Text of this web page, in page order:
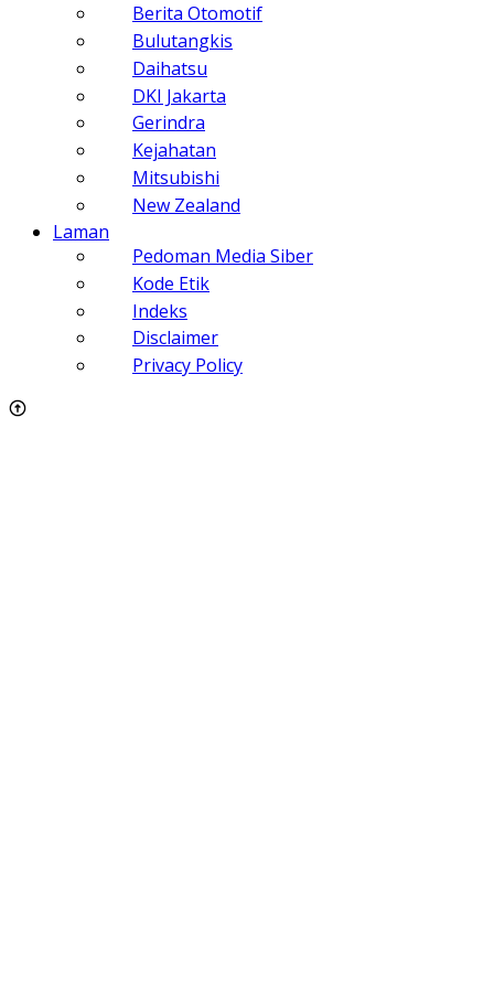
Berita Otomotif
Bulutangkis
Daihatsu
DKI Jakarta
Gerindra
Kejahatan
Mitsubishi
New Zealand
Laman
Pedoman Media Siber
Kode Etik
Indeks
Disclaimer
Privacy Policy